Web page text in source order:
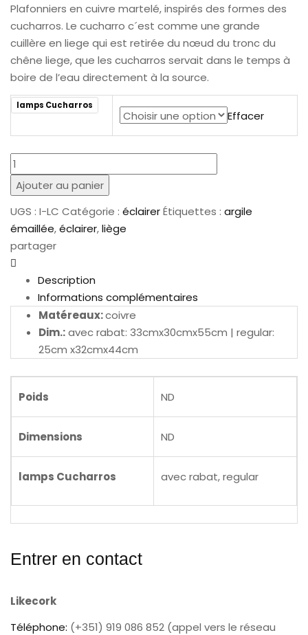
Plafonniers en cuivre martelé, inspirés des formes des
cucharros. Le cucharro c´est comme une grande
cuillère en liege qui est retirée du nœud du tronc du
chêne liege, que les cucharros servait dans le temps à
boire de l’eau directement à la source.
lamps Cucharros
Effacer
quantité
de
lampes
cucharros
Ajouter au panier
UGS : I-LC Catégorie : éclairerÉtiquettes : argile
émaillée,éclairer,liège
partager
Description
Informations complémentaires
Matéreaux:coivre
Dim.:avec rabat: 33cmx30cmx55cm | regular:
25cm x32cmx44cm
Poids ND
Dimensions ND
lamps Cucharros avec rabat, regular
Entrer en contact
Likecork
Téléphone: (+351) 919 086 852 (appel vers le réseau